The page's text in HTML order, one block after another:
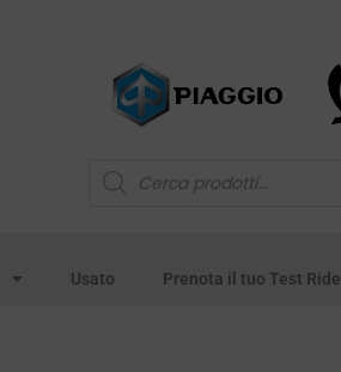
Usato Prenota il tuo Test Ride